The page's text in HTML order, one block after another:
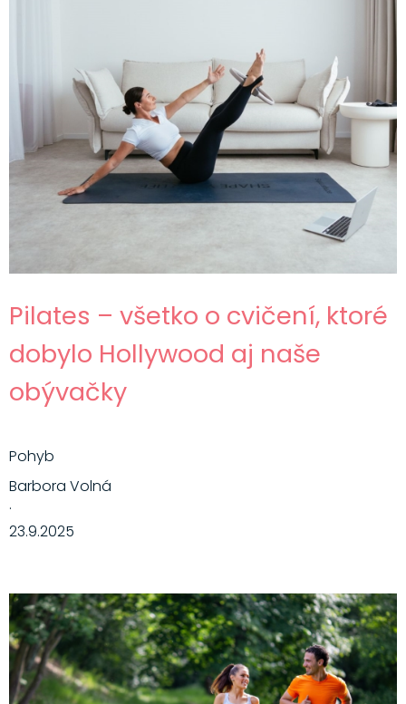
Pilates – všetko o cvičení, ktoré
dobylo Hollywood aj naše
obývačky
Pohyb
Barbora Volná
·
23.9.2025